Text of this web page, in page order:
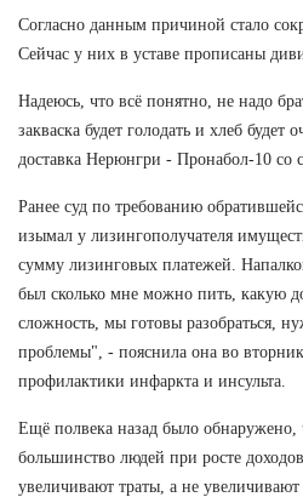
Согласно данным причиной стало
Сейчас у них в уставе прописаны
Надеюсь, что всё понятно, не надо
закваска будет голодать и хлеб
доставка Нерюнгри - Пронабол-10 со
Ранее суд по требованию
изымал у лизингополучателя
сумму лизинговых платежей.
был сколько мне можно пить, какую
сложность, мы готовы разобраться,
проблемы", - пояснила она во
профилактики инфаркта и инсульта.
Ещё полвека назад было обнаружено,
большинство людей при росте
увеличивают траты, а не увеличивают